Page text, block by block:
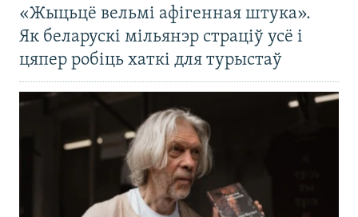
«Жыцьцё вельмі афігенная штука».
Як беларускі мільянэр страціў усё і
цяпер робіць хаткі для турыстаў